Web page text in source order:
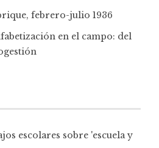
febrero-julio 1936
en el campo: del
escolares sobre 'escuela y